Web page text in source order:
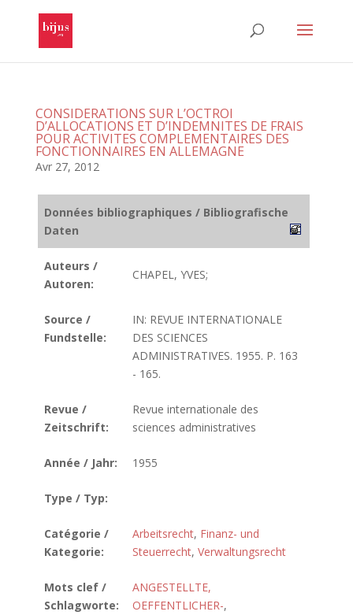
CONSIDERATIONS SUR L’OCTROI
D’ALLOCATIONS ET D’INDEMNITES DE FRAIS
POUR ACTIVITES COMPLEMENTAIRES DES
FONCTIONNAIRES EN ALLEMAGNE
Avr 27, 2012
Données bibliographiques / Bibliografische
Daten
Auteurs /
Autoren:
CHAPEL, YVES;
Source /
Fundstelle:
IN: REVUE INTERNATIONALE
DES SCIENCES
ADMINISTRATIVES. 1955. P. 163
- 165.
Revue /
Zeitschrift:
Revue internationale des
sciences administratives
Année / Jahr: 1955
Type / Typ:
Catégorie /
Kategorie:
Arbeitsrecht, Finanz- und
Steuerrecht, Verwaltungsrecht
Mots clef /
Schlagworte:
ANGESTELLTE,
OEFFENTLICHER-,